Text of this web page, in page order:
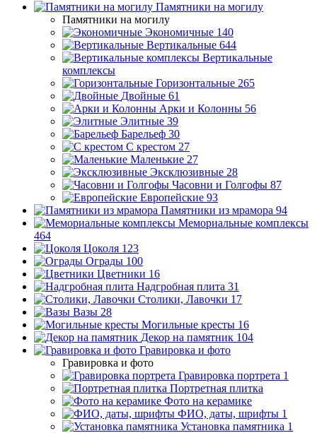
Памятники на могилу
Памятники на могилу
Экономичные 140
Вертикальные 644
Вертикальные
комплексы
Горизонтальные 265
Двойные 61
Арки и Колонны 56
Элитные 39
Барельеф 30
С крестом 27
Маленькие 27
Эксклюзивные 28
Часовни и Голгофы 87
Европейские 93
Памятники из мрамора 94
Мемориальные комплексы
464
Цоколя 123
Ограды 100
Цветники 16
Надгробная плита 31
Столики, Лавочки 17
Вазы 28
Могильные кресты 16
Декор на памятник 104
Гравировка и фото
Гравировка и фото
Гравировка портрета 1
Портретная плитка
Фото на керамике
ФИО, даты, шрифты 1
Установка памятника 1